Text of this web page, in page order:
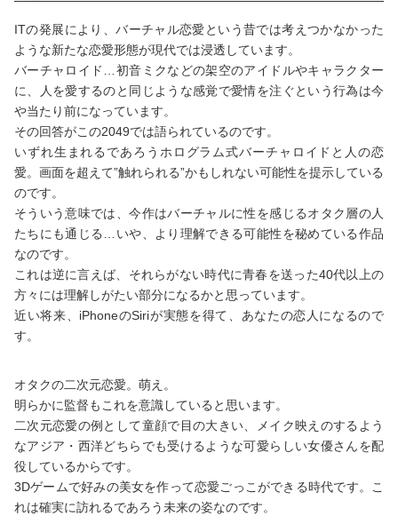
ITの発展により、バーチャル恋愛という昔では考えつかなかった
ような新たな恋愛形態が現代では浸透しています。
バーチャロイド…初音ミクなどの架空のアイドルやキャラクター
に、人を愛するのと同じような感覚で愛情を注ぐという行為は今
や当たり前になっています。
その回答がこの2049では語られているのです。
いずれ生まれるであろうホログラム式バーチャロイドと人の恋
愛。画面を超えて”触れられる”かもしれない可能性を提示している
のです。
そういう意味では、今作はバーチャルに性を感じるオタク層の人
たちにも通じる…いや、より理解できる可能性を秘めている作品
なのです。
これは逆に言えば、それらがない時代に青春を送った40代以上の
方々には理解しがたい部分になるかと思っています。
近い将来、iPhoneのSiriが実態を得て、あなたの恋人になるので
す。
オタクの二次元恋愛。萌え。
明らかに監督もこれを意識していると思います。
二次元恋愛の例として童顔で目の大きい、メイク映えのするよう
なアジア・西洋どちらでも受けるような可愛らしい女優さんを配
役しているからです。
3Dゲームで好みの美女を作って恋愛ごっこができる時代です。こ
れは確実に訪れるであろう未来の姿なのです。